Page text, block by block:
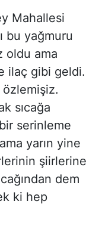
Mahallesi
bu yağmuru
oldu ama
ilaç gibi geldi.
özlemişiz.
sıcağa
bir serinleme
yarın yine
şiirlerine
dem
ki hep